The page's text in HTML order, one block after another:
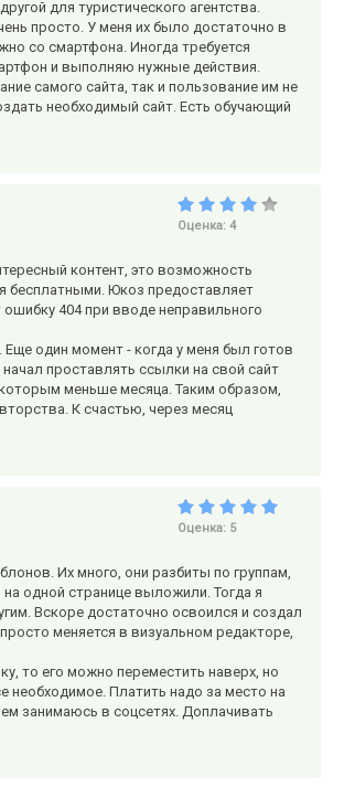
для туристического агентства.
просто. У меня их было достаточно в
со смартфона. Иногда требуется
и выполняю нужные действия.
самого сайта, так и пользование им не
необходимый сайт. Есть обучающий
Оценка: 4
контент, это возможность
бесплатными. Юкоз предоставляет
404 при вводе неправильного
один момент - когда у меня был готов
проставлять ссылки на свой сайт
меньше месяца. Таким образом,
К счастью, через месяц
Оценка: 5
Их много, они разбиты по группам,
одной странице выложили. Тогда я
Вскоре достаточно освоился и создал
меняется в визуальном редакторе,
то его можно переместить наверх, но
необходимое. Платить надо за место на
занимаюсь в соцсетях. Доплачивать